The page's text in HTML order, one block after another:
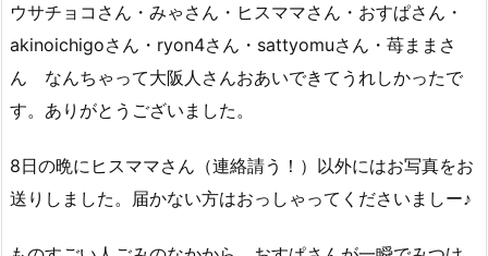
ウサチョコさん・みゃさん・ヒスママさん・おすぱさん・
akinoichigoさん・ryon4さん・sattyomuさん・苺ままさ
ん なんちゃって大阪人さんおあいできてうれしかったで
す。ありがとうございました。
8日の晩にヒスママさん（連絡請う！）以外にはお写真をお
送りしました。届かない方はおっしゃってくださいましー♪